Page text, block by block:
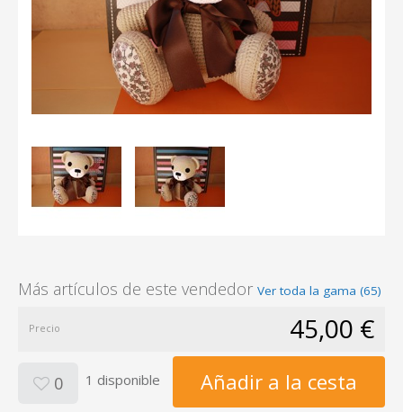
Más artículos de este vendedor Ver toda la gama (65)
Precio 45,00 €
0 1 disponible Añadir a la cesta